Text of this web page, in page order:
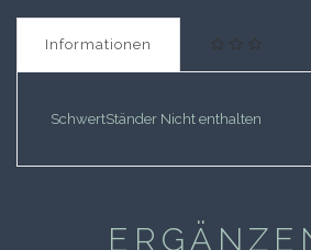
Informationen
SchwertStänder Nicht enthalten